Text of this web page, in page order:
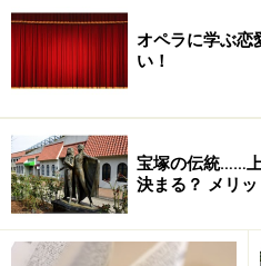
オペラに学ぶ
い！
宝塚の伝統……
決まる？ メリッ